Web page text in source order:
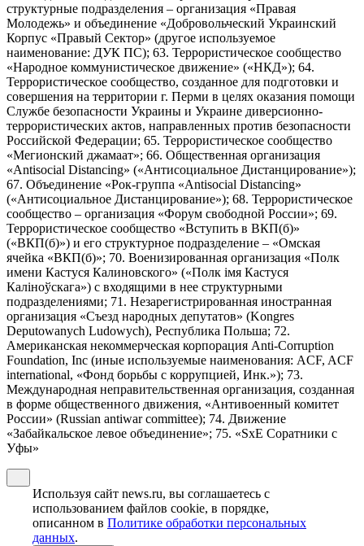
структурные подразделения – организация «Правая
Молодежь» и объединение «Добровольческий Украинский
Корпус «Правый Сектор» (другое используемое
наименование: ДУК ПС); 63. Террористическое сообщество
«Народное коммунистическое движение» («НКД»); 64.
Террористическое сообщество, созданное для подготовки и
совершения на территории г. Перми в целях оказания помощи
Службе безопасности Украины и Украине диверсионно-
террористических актов, направленных против безопасности
Российской Федерации; 65. Террористическое сообщество
«Мегионский джамаат»; 66. Общественная организация
«Antisocial Distancing» («Антисоциальное Дистанцирование»);
67. Объединение «Рок-группа «Antisocial Distancing»
(«Антисоциальное Дистанцирование»); 68. Террористическое
сообщество – организация «Форум свободной России»; 69.
Террористическое сообщество «Вступить в ВКП(б)»
(«ВКП(б)») и его структурное подразделение – «Омская
ячейка «ВКП(б)»; 70. Военизированная организация «Полк
имени Кастуся Калиновского» («Полк iмя Кастуся
Калiноўскага») с входящими в нее структурными
подразделениями; 71. Незарегистрированная иностранная
организация «Съезд народных депутатов» (Kongres
Deputowanych Ludowych), Республика Польша; 72.
Американская некоммерческая корпорация Anti-Corruption
Foundation, Inc (иные используемые наименования: ACF, ACF
international, «Фонд борьбы с коррупцией, Инк.»); 73.
Международная неправительственная организация, созданная
в форме общественного движения, «Антивоенный комитет
России» (Russian antiwar committee); 74. Движение
«Забайкальское левое объединение»; 75. «SxE Соратники с
Уфы»
Используя сайт news.ru, вы соглашаетесь с
использованием файлов cookie, в порядке,
описанном в Политике обработки персональных
данных.